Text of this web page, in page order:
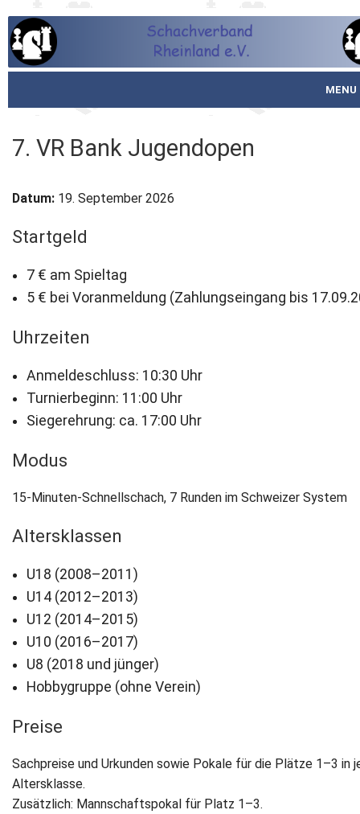
MENU
Spielbetrieb
Schachjugend
Meistertafel
Newsletter
Kontakt
Impressum
Datenschutz
7. VR Bank Jugendopen
Datum: 19. September 2026
Startgeld
7 € am Spieltag
5 € bei Voranmeldung (Zahlungseingang bis
Uhrzeiten
Anmeldeschluss: 10:30 Uhr
Turnierbeginn: 11:00 Uhr
Siegerehrung: ca. 17:00 Uhr
Modus
15-Minuten-Schnellschach, 7 Runden im Schweizer System
Altersklassen
U18 (2008–2011)
U14 (2012–2013)
U12 (2014–2015)
U10 (2016–2017)
U8 (2018 und jünger)
Hobbygruppe (ohne Verein)
Preise
Sachpreise und Urkunden sowie Pokale für die Plätze 1–3 in
Altersklasse.
Zusätzlich: Mannschaftspokal für Platz 1–3.